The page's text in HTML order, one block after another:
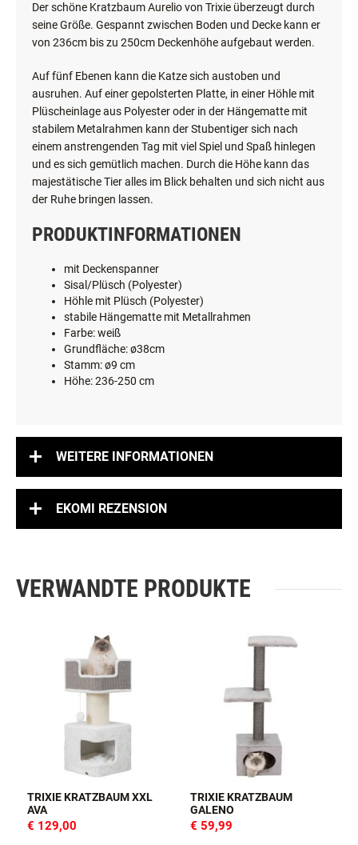
Der schöne Kratzbaum Aurelio von Trixie überzeugt durch
seine Größe. Gespannt zwischen Boden und Decke kann er
von 236cm bis zu 250cm Deckenhöhe aufgebaut werden.
Auf fünf Ebenen kann die Katze sich austoben und
ausruhen. Auf einer gepolsterten Platte, in einer Höhle mit
Plüscheinlage aus Polyester oder in der Hängematte mit
stabilem Metalrahmen kann derStubentigersich nach
einem anstrengenden Tag mit viel Spiel und Spaß hinlegen
und es sich gemütlich machen. Durch die Höhe kann das
majestätische Tier alles im Blick behalten und sich nicht aus
der Ruhe bringen lassen.
PRODUKTINFORMATIONEN
mit Deckenspanner
Sisal/Plüsch (Polyester)
Höhle mit Plüsch (Polyester)
stabile Hängematte mit Metallrahmen
Farbe: weiß
Grundfläche: ø38cm
Stamm: ø9 cm
Höhe: 236-250 cm
WEITERE INFORMATIONEN
EKOMI REZENSION
VERWANDTE PRODUKTE
TRIXIE KRATZBAUM XXL
AVA
€ 129,00
TRIXIE KRATZBAUM
GALENO
€ 59,99